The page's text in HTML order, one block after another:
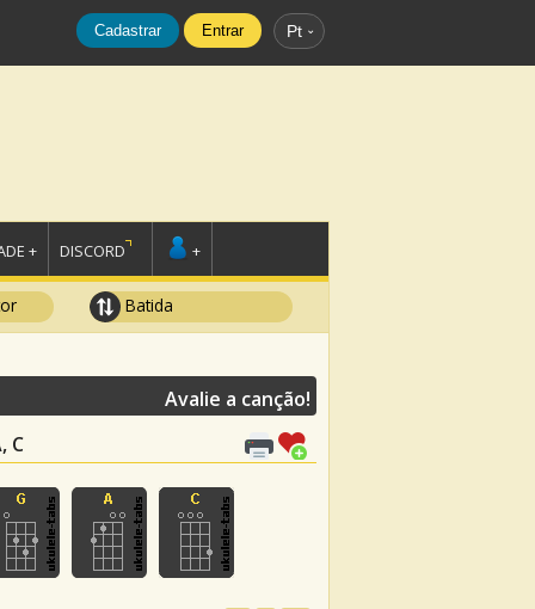
Cadastrar Entrar Pt
+ DISCORD +
Batida
C
Avalie a canção!